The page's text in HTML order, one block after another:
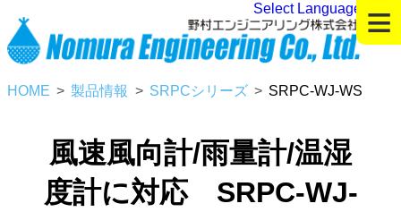
Select Language ≡
HOME 製品情報 SRPCシリーズ SRPC-WJ-WS
風速風向計/雨量計/温湿
度計に対応 SRPC-WJ-